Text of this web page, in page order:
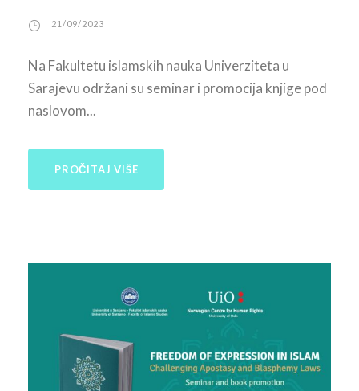
21/09/2023
Na Fakultetu islamskih nauka Univerziteta u
Sarajevu održani su seminar i promocija knjige pod
naslovom...
PROČITAJ VIŠE